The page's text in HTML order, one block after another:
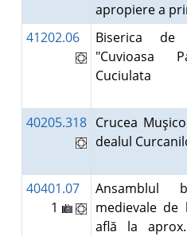
apropiere a
41202.06
Biserica
"Cuvioasa
Cuciulata
40205.318 Crucea
dealul
40401.07
1
Ansamblul
medievale de
află la